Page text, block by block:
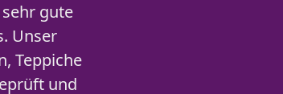
gute
Unser
Teppiche
und